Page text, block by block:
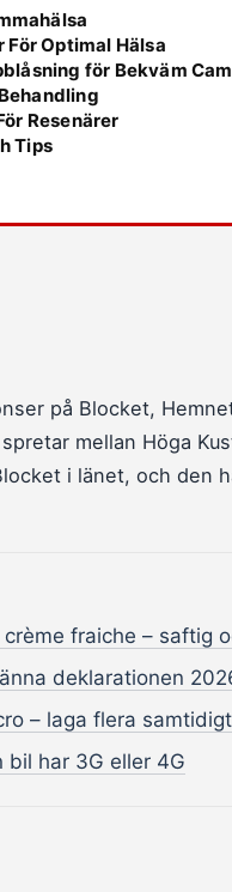
Optimal Hälsa
för Bekväm
Resenärer
Tips
på Blocket,
mellan Höga
i länet, och den
fraiche – saftig
deklarationen
– laga flera
bil har 3G eller 4G